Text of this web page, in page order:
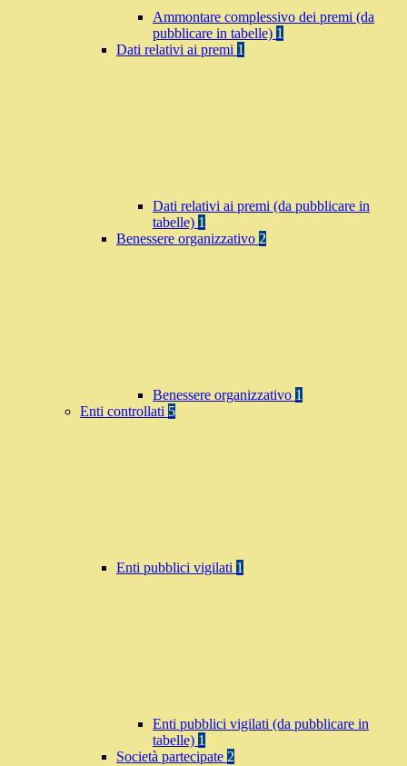
Ammontare complessivo dei premi (da
pubblicare in tabelle) 1
Dati relativi ai premi 1
Dati relativi ai premi (da pubblicare in
tabelle) 1
Benessere organizzativo 2
Benessere organizzativo 1
Enti controllati 5
Enti pubblici vigilati 1
Enti pubblici vigilati (da pubblicare in
tabelle) 1
Società partecipate 2